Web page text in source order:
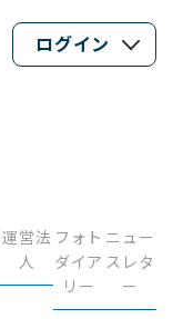
ログイン
運営法
人
フォト
ダイア
リー
ニュー
スレタ
ー